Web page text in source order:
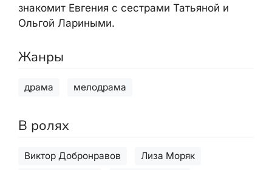
знакомит Евгения с сестрами Татьяной и
Ольгой Лариными.
Жанры
драма мелодрама
В ролях
Виктор Добронравов
Лиза Моряк